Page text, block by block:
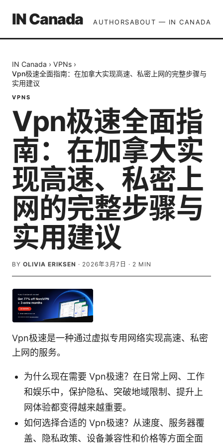
IN Canada AUTHORSABOUT — IN CANADA
IN Canada › VPNs ›
Vpn极速全面指南：在加拿大实现高速、私密上网的完整步骤与
实用建议
VPNS
Vpn极速全面指
南：在加拿大实
现高速、私密上
网的完整步骤与
实用建议
BY OLIVIA ERIKSEN · 2026年3月7日 · 2 MIN
Vpn极速是一种通过虚拟专用网络实现高速、私密
上网的服务。
为什么现在需要 Vpn极速？在日常上网、工作
和娱乐中，保护隐私、突破地域限制、提升上
网体验都变得越来越重要。
如何选择合适的 Vpn极速？从速度、服务器覆
盖、隐私政策、设备兼容性和价格等方面全面